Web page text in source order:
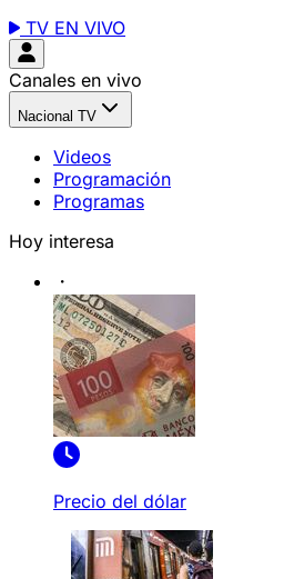
TV EN VIVO
Canales en vivo
Nacional TV
Videos
Programación
Programas
Hoy interesa
Precio del dólar